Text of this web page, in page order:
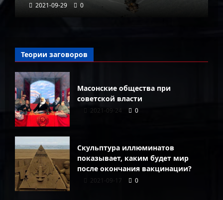
2021-09-29 0
Теории заговоров
Масонские общества при
советской власти
2021-09-24 0
Скульптура иллюминатов
показывает, каким будет мир
после окончания вакцинации?
2021-09-17 0